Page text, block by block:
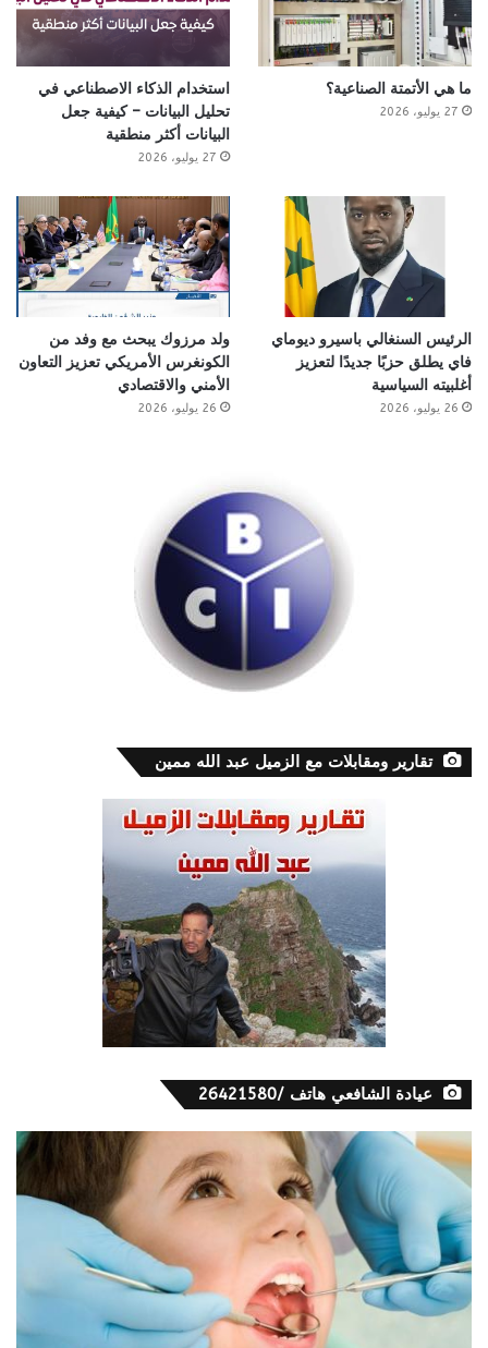
ما هي الأتمتة الصناعية؟
27 يوليو، 2026
استخدام الذكاء الاصطناعي في
تحليل البيانات – كيفية جعل
البيانات أكثر منطقية
27 يوليو، 2026
الرئيس السنغالي باسيرو ديوماي
فاي يطلق حزبًا جديدًا لتعزيز
أغلبيته السياسية
26 يوليو، 2026
ولد مرزوك يبحث مع وفد من
الكونغرس الأمريكي تعزيز التعاون
الأمني والاقتصادي
26 يوليو، 2026
تقارير ومقابلات مع الزميل عبد الله ممين
عيادة الشافعي هاتف /26421580